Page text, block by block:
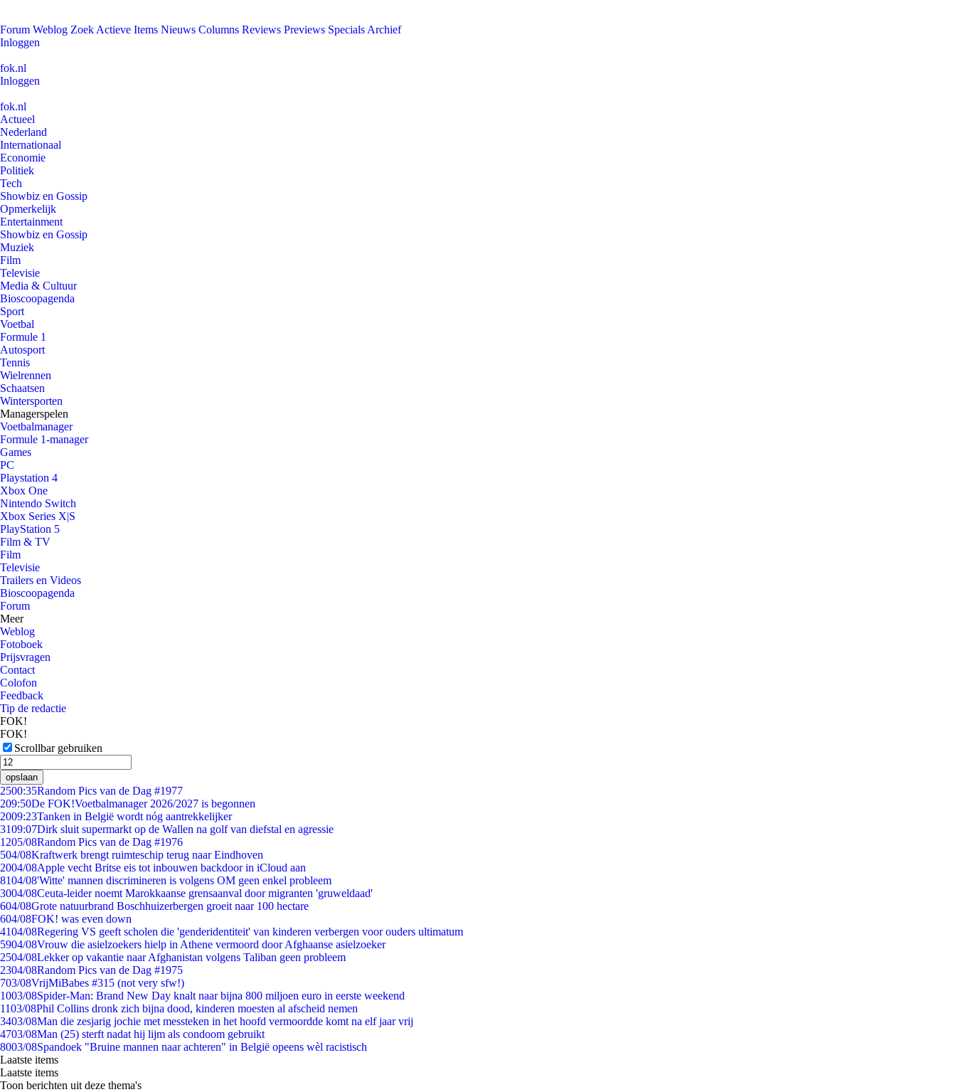
Forum Weblog Zoek Actieve Items Nieuws Columns Reviews Previews Specials Archief
Inloggen
fok.nl
Inloggen
fok.nl
Actueel
Nederland
Internationaal
Economie
Politiek
Tech
Showbiz en Gossip
Opmerkelijk
Entertainment
Showbiz en Gossip
Muziek
Film
Televisie
Media & Cultuur
Bioscoopagenda
Sport
Voetbal
Formule 1
Autosport
Tennis
Wielrennen
Schaatsen
Wintersporten
Managerspelen
Voetbalmanager
Formule 1-manager
Games
PC
Playstation 4
Xbox One
Nintendo Switch
Xbox Series X|S
PlayStation 5
Film & TV
Film
Televisie
Trailers en Videos
Bioscoopagenda
Forum
Meer
Weblog
Fotoboek
Prijsvragen
Contact
Colofon
Feedback
Tip de redactie
FOK!
FOK!
Scrollbar gebruiken
opslaan
2500:35Random Pics van de Dag #1977
209:50De FOK!Voetbalmanager 2026/2027 is begonnen
2009:23Tanken in België wordt nóg aantrekkelijker
3109:07Dirk sluit supermarkt op de Wallen na golf van diefstal en agressie
1205/08Random Pics van de Dag #1976
504/08Kraftwerk brengt ruimteschip terug naar Eindhoven
2004/08Apple vecht Britse eis tot inbouwen backdoor in iCloud aan
8104/08'Witte' mannen discrimineren is volgens OM geen enkel probleem
3004/08Ceuta-leider noemt Marokkaanse grensaanval door migranten 'gruweldaad'
604/08Grote natuurbrand Boschhuizerbergen groeit naar 100 hectare
604/08FOK! was even down
4104/08Regering VS geeft scholen die 'genderidentiteit' van kinderen verbergen voor ouders ultimatum
5904/08Vrouw die asielzoekers hielp in Athene vermoord door Afghaanse asielzoeker
2504/08Lekker op vakantie naar Afghanistan volgens Taliban geen probleem
2304/08Random Pics van de Dag #1975
703/08VrijMiBabes #315 (not very sfw!)
1003/08Spider-Man: Brand New Day knalt naar bijna 800 miljoen euro in eerste weekend
1103/08Phil Collins dronk zich bijna dood, kinderen moesten al afscheid nemen
3403/08Man die zesjarig jochie met messteken in het hoofd vermoordde komt na elf jaar vrij
4703/08Man (25) sterft nadat hij lijm als condoom gebruikt
8003/08Spandoek "Bruine mannen naar achteren" in België opeens wèl racistisch
Laatste items
Laatste items
Toon berichten uit deze thema's